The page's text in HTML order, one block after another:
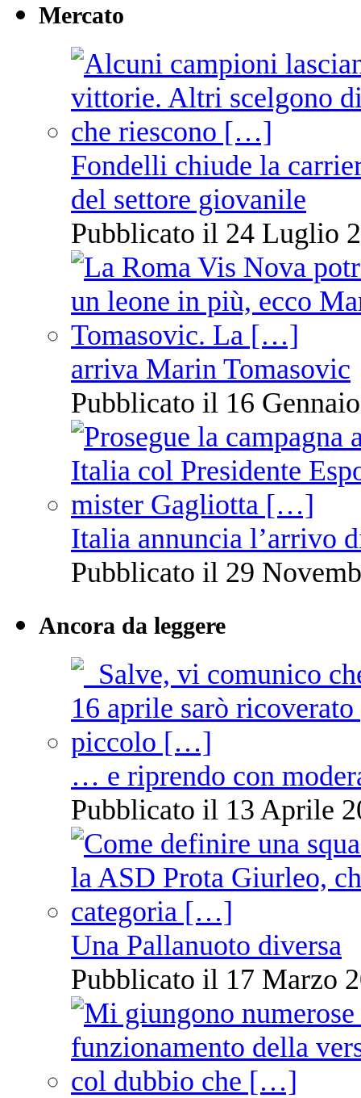
Mercato
Fondelli chiude la
del settore giovanile
Pubblicato il 24 Luglio
arriva Marin Tomasovic
Pubblicato il 16
Italia annuncia l’arrivo
Pubblicato il 29
Ancora da leggere
… e riprendo con
Pubblicato il 13 Aprile
Una Pallanuoto diversa
Pubblicato il 17 Marzo